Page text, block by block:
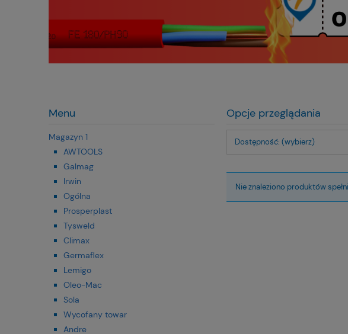
Menu
Magazyn 1
AWTOOLS
Galmag
Irwin
Ogólna
Prosperplast
Tysweld
Climax
Germaflex
Lemigo
Oleo-Mac
Sola
Wycofany towar
Andre
Opcje przeglądania
Dostępność: (wybierz)
Nie znaleziono produktów